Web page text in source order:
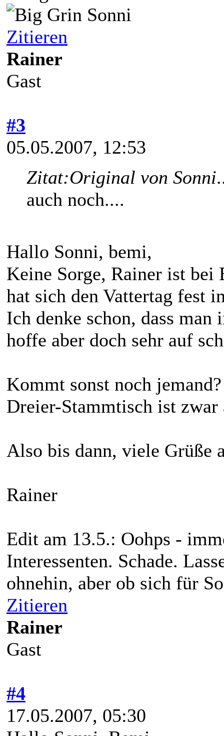
Sonni
Zitieren
Rainer
Gast
#3
05.05.2007, 12:53
Zitat:Original von Sonni
auch noch....
Hallo Sonni, bemi,
Keine Sorge, Rainer ist bei
hat sich den Vattertag fest
Ich denke schon, dass
hoffe aber doch sehr auf
Kommt sonst noch
Dreier-Stammtisch ist
Also bis dann, viele Grüße
Rainer
Edit am 13.5.: Oohps -
Interessenten. Schade.
ohnehin, aber ob sich für
Zitieren
Rainer
Gast
#4
17.05.2007, 05:30